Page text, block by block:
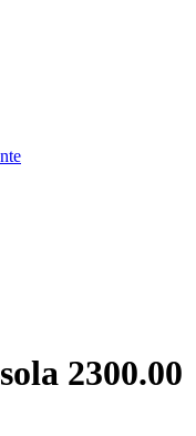
2300.00